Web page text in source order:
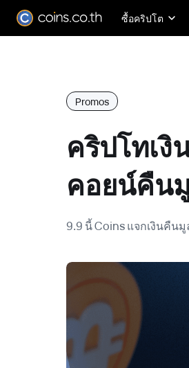
ซื้อคริปโต
Promos
คริปโทเ
คอยน์คืน
9.9 นี้ Coins แจกเงินคืน